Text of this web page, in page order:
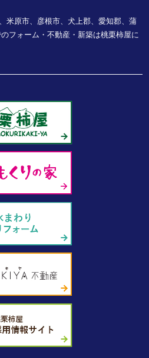
米原市、彦根市、犬上郡、愛知郡、蒲
フォーム・不動産・新築は桃栗柿屋に